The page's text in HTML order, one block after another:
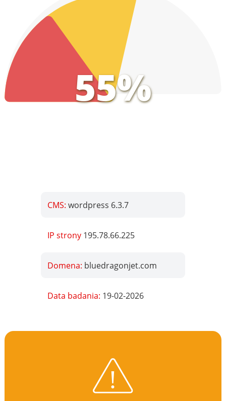
55%
CMS:wordpress 6.3.7
IP strony 195.78.66.225
Domena: bluedragonjet.com
Data badania: 19-02-2026